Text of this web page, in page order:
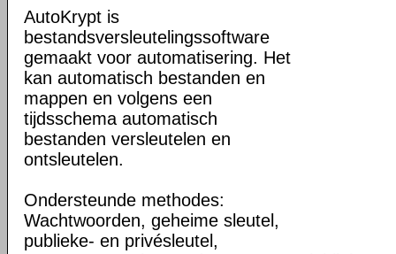
AutoKrypt is
bestandsversleutelingssoftware
gemaakt voor automatisering. Het
kan automatisch bestanden en
mappen en volgens een
tijdsschema automatisch
bestanden versleutelen en
ontsleutelen.
Ondersteunde methodes:
Wachtwoorden, geheime sleutel,
publieke- en privésleutel,